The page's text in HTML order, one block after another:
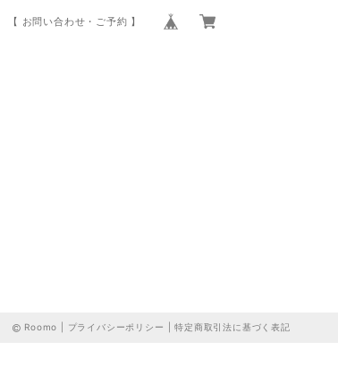
【 お問い合わせ・ご予約 】
Roomo | プライバシーポリシー |特定商取引法に基づく表記